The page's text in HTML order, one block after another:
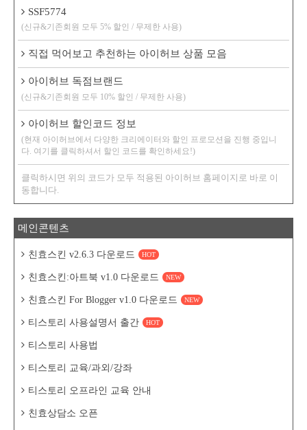
SSF5774
(신규&기존회원 모두 5% 할인 / 무제한 사용)
직접 먹어보고 추천하는 아이허브 상품 모음
아이허브 독점브랜드
(신규&기존회원 모두 10% 할인 / 무제한 사용)
아이허브 할인코드 정보
(현재 아이허브에서 다양한 크리에이터와 할인 프로모션을 진행 중입니
다. 여기를 클릭하셔서 할인 코드를 확인하세요!)
클릭하시면 위의 코드가 모두 적용된 아이허브 홈페이지로 바로 이
동합니다.
메인콘텐츠
친효스킨 v2.6.3 다운로드 HOT
친효스킨:아트북 v1.0 다운로드 NEW
친효스킨 For Blogger v1.0 다운로드 NEW
티스토리 사용설명서 출간 HOT
티스토리 사용법
티스토리 교육/과외/강좌
티스토리 오프라인 교육 안내
친효상담소 오픈